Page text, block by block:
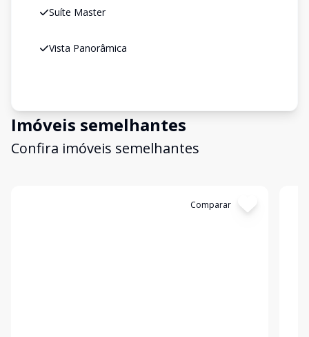
Suíte Master
Vista Panorâmica
Imóveis semelhantes
Confira imóveis semelhantes
Comparar